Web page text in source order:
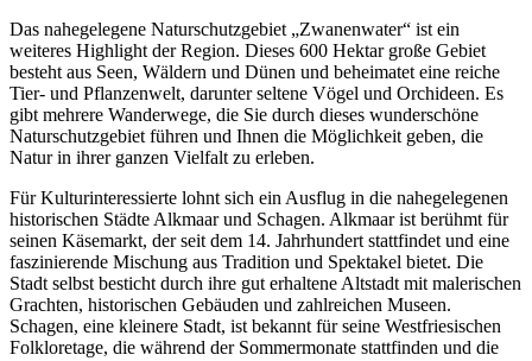
Das nahegelegene Naturschutzgebiet „Zwanenwater“ ist ein
weiteres Highlight der Region. Dieses 600 Hektar große Gebiet
besteht aus Seen, Wäldern und Dünen und beheimatet eine reiche
Tier- und Pflanzenwelt, darunter seltene Vögel und Orchideen. Es
gibt mehrere Wanderwege, die Sie durch dieses wunderschöne
Naturschutzgebiet führen und Ihnen die Möglichkeit geben, die
Natur in ihrer ganzen Vielfalt zu erleben.
Für Kulturinteressierte lohnt sich ein Ausflug in die nahegelegenen
historischen Städte Alkmaar und Schagen. Alkmaar ist berühmt für
seinen Käsemarkt, der seit dem 14. Jahrhundert stattfindet und eine
faszinierende Mischung aus Tradition und Spektakel bietet. Die
Stadt selbst besticht durch ihre gut erhaltene Altstadt mit malerischen
Grachten, historischen Gebäuden und zahlreichen Museen.
Schagen, eine kleinere Stadt, ist bekannt für seine Westfriesischen
Folkloretage, die während der Sommermonate stattfinden und die